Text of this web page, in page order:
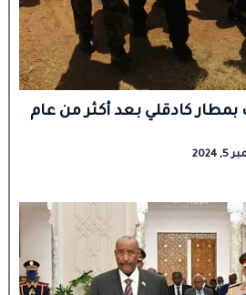
بمطار كادقلي بعد أكثر من عام
2024